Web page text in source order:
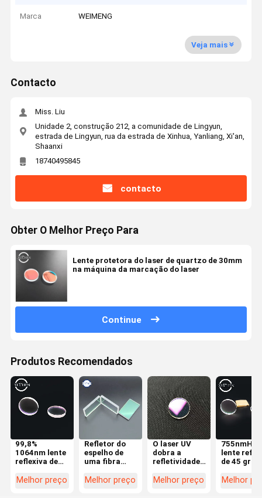
Marca WEIMENG
Veja mais
Contacto
Miss. Liu
Unidade 2, construção 212, a comunidade de Lingyun,
estrada de Lingyun, rua da estrada de Xinhua, Yanliang, Xi'an,
Shaanxi
18740495845
contacto
Obter O Melhor Preço Para
Lente protetora do laser de quartzo de 30mm
na máquina da marcação do laser
Continue
Produtos Recomendados
99,8%
1064nm lente
reflexiva de
instrumento
Melhor preço
Refletor do
espelho de
uma fibra
graus que
Melhor preço
O laser UV
dobra a
refletividade
reflexiva de
Melhor preço
755nmHR
lente
de 45
que corta
Melhor